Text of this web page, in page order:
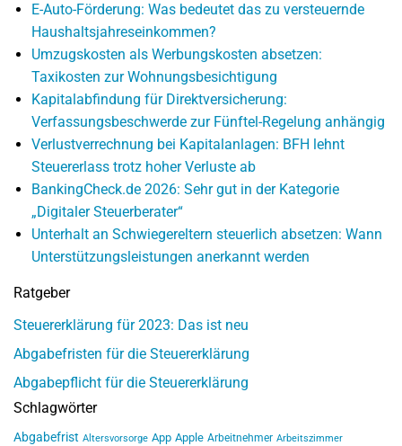
E-Auto-Förderung: Was bedeutet das zu versteuernde
Haushaltsjahreseinkommen?
Umzugskosten als Werbungskosten absetzen:
Taxikosten zur Wohnungsbesichtigung
Kapitalabfindung für Direktversicherung:
Verfassungsbeschwerde zur Fünftel-Regelung anhängig
Verlustverrechnung bei Kapitalanlagen: BFH lehnt
Steuererlass trotz hoher Verluste ab
BankingCheck.de 2026: Sehr gut in der Kategorie
„Digitaler Steuerberater“
Unterhalt an Schwiegereltern steuerlich absetzen: Wann
Unterstützungsleistungen anerkannt werden
Ratgeber
Steuererklärung für 2023: Das ist neu
Abgabefristen für die Steuererklärung
Abgabepflicht für die Steuererklärung
Schlagwörter
Abgabefrist Altersvorsorge App Apple Arbeitnehmer Arbeitszimmer